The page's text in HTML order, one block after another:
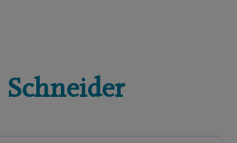
Schneider